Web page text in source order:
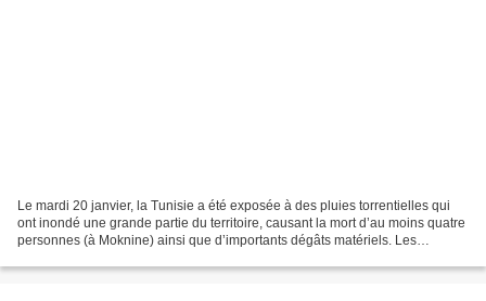
Le mardi 20 janvier, la Tunisie a été exposée à des pluies torrentielles qui
ont inondé une grande partie du territoire, causant la mort d’au moins quatre
personnes (à Moknine) ainsi que d’importants dégâts matériels. Les